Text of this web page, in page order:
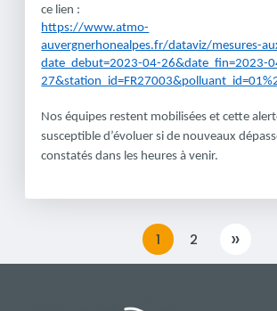
ce lien :
https://www.atmo-
auvergnerhonealpes.fr/dataviz/mesures-
date_debut=2023-04-26&date_fin=2023-
Nos équipes restent mobilisées et cette
susceptible d’évoluer si de nouveaux
constatés dans les heures à venir.
1 2 »